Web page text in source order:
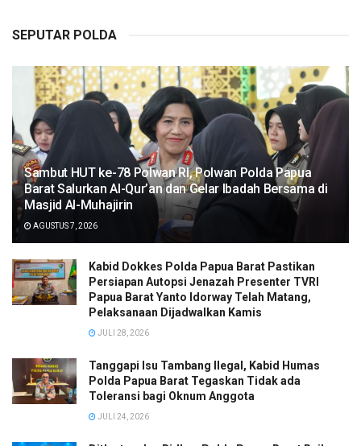
SEPUTAR POLDA
Sambut HUT ke-78 Polwan RI, Polwan Polda Papua
Barat Salurkan Al-Qur’an dan Gelar Ibadah Bersama di
Masjid Al-Muhajirin
AGUSTUS 7, 2026
Kabid Dokkes Polda Papua Barat Pastikan
Persiapan Autopsi Jenazah Presenter TVRI
Papua Barat Yanto Idorway Telah Matang,
Pelaksanaan Dijadwalkan Kamis
JULI 28, 2026
Tanggapi Isu Tambang Ilegal, Kabid Humas
Polda Papua Barat Tegaskan Tidak ada
Toleransi bagi Oknum Anggota
JULI 24, 2026